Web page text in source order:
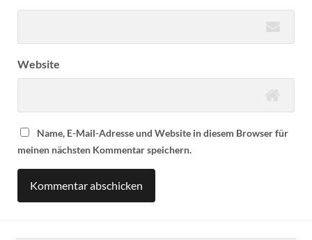
Website
Name, E-Mail-Adresse und Website in diesem Browser für
meinen nächsten Kommentar speichern.